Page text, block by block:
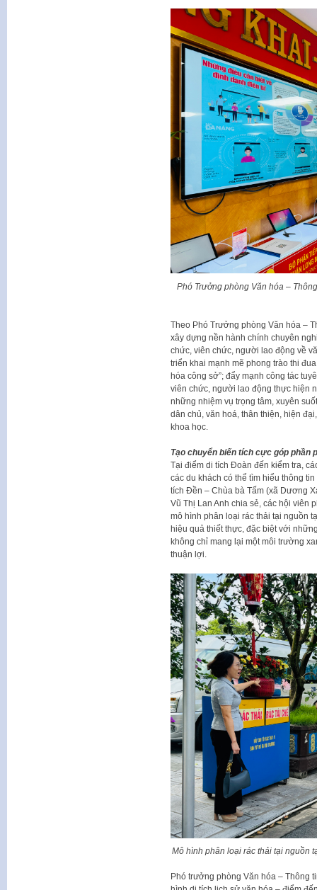
Phó Trưởng phòng Văn hóa –
Theo Phó Trưởng phòng Văn hóa –
xây dựng nền hành chính chuyên
chức, viên chức, người lao động về
triển khai mạnh mẽ phong trào thi
hóa công sở”; đẩy mạnh công tác
viên chức, người lao động thực hiện
những nhiệm vụ trọng tâm, xuyên
dân chủ, văn hoá, thân thiện, hiện
khoa học.
Tạo chuyển biến tích cực góp phần
Tại điểm di tích Đoàn đến kiểm tra,
các du khách có thể tìm hiểu thông
tích Đền – Chùa bà Tấm (xã Dương
Vũ Thị Lan Anh chia sẻ, các hội viên
mô hình phân loại rác thải tại nguồn
hiệu quả thiết thực, đặc biệt với
không chỉ mang lại một môi trường
thuận lợi.
Mô hình phân loại rác thải tại nguồn
Phó trưởng phòng Văn hóa – Thông